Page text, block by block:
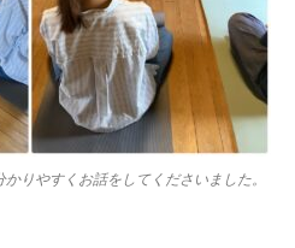
りやすくお話をしてくださいました。